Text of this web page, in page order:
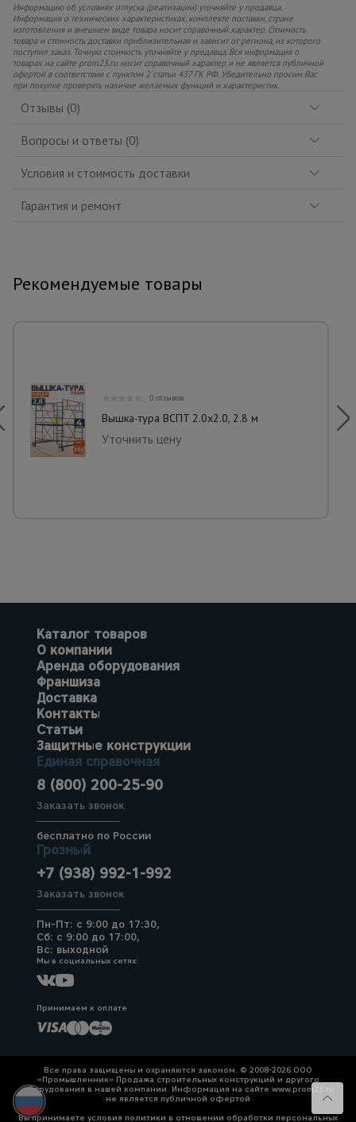
Информацию об условиях отпуска (реализации) уточняйте у продавца.
Информация о технических характеристиках, комплекте поставки, стране
изготовления и внешнем виде товара носит справочный характер. Стоимость
товара и стоимость доставки приблизительная и зависит от региона, из которого
поступил заказ. Точную стоимость уточняйте у продавца. Вся информация о
товарах на сайте prom23.ru носит справочный характер и не является публичной
офертой в соответствии с пунктом 2 статьи 437 ГК РФ. Убедительно просим Вас
при покупке проверять наличие желаемых функций и характеристик.
Отзывы (0)
Вопросы и ответы (0)
Условия и стоимость доставки
Гарантия и ремонт
Рекомендуемые товары
0 отзывов
Вышка-тура ВСПT 2.0х2.0, 2.8 м
Уточнить цену
Каталог товаров
О компании
Аренда оборудования
Франшиза
Доставка
Контакты
Статьи
Защитные конструкции
Единая справочная
8 (800) 200-25-90
Заказать звонок
бесплатно по России
Грозный
+7 (938) 992-1-992
Заказать звонок
Пн-Пт: с 9:00 до 17:30,
Сб: с 9:00 до 17:00,
Вс: выходной
Мы в социальных сетях:
Принимаем к оплате
Все права защищены и охраняются законом. © 2008-2026 ООО
«Промышленник» Продажа строительных конструкций и другого
оборудования в нашей компании. Информация на сайте www.prom23.ru
не является публичной офертой
Вы принимаете условия политики в отношении обработки персональных